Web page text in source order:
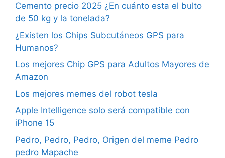
Cemento precio 2025 ¿En cuánto esta el bulto
de 50 kg y la tonelada?
¿Existen los Chips Subcutáneos GPS para
Humanos?
Los mejores Chip GPS para Adultos Mayores de
Amazon
Los mejores memes del robot tesla
Apple Intelligence solo será compatible con
iPhone 15
Pedro, Pedro, Pedro, Origen del meme Pedro
pedro Mapache